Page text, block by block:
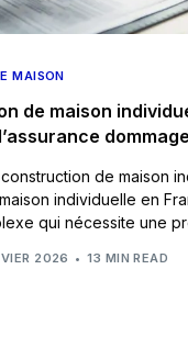
MAISON
de maison
de maison
individuelle en
qui nécessite une
2026 13 MIN READ